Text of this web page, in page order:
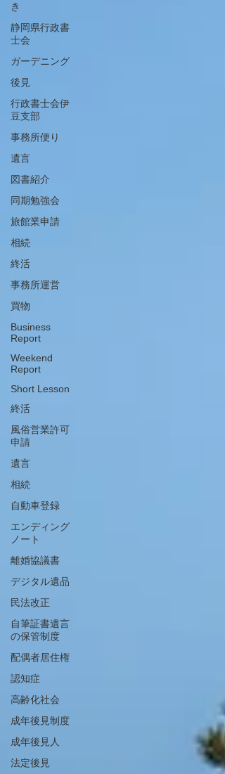
き
静岡県行政書
士会
ガーデニング
後見
行政書士会伊
豆支部
事務所便り
遺言
図書紹介
同期勉強会
旅館業申請
相続
終活
事務所運営
買物
Business
Report
Weekend
Report
Short Lesson
終活
風俗営業許可
申請
遺言
相続
自動車登録
エンディング
ノート
離婚協議書
デジタル遺品
民法改正
自筆証書遺言
の保管制度
配偶者居住権
認知症
高齢化社会
成年後見制度
成年後見人
法定後見